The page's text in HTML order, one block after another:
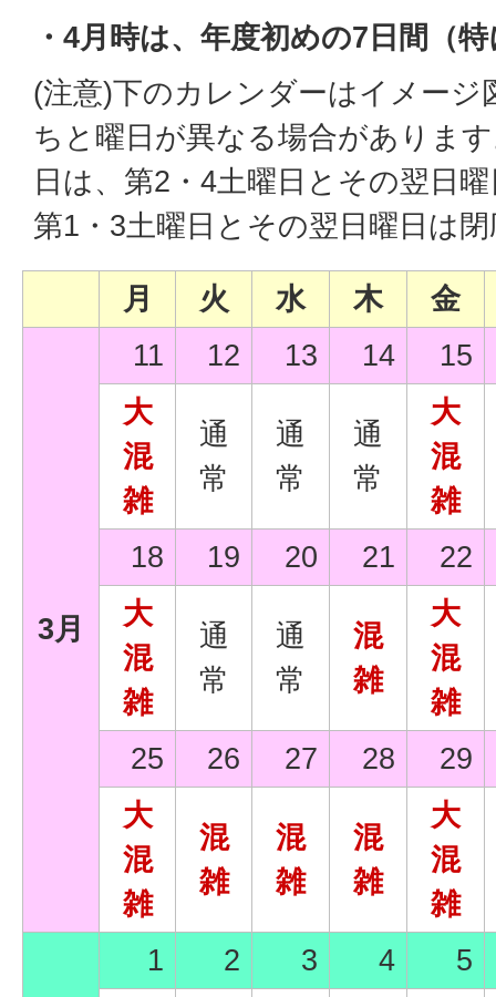
・4月時は、年度初めの7日間（
(注意)下のカレンダーはイメージ
ちと曜日が異なる場合がありま
日は、第2・4土曜日とその翌日
第1・3土曜日とその翌日曜日は
月 火 水 木 金
3月
11 12 13 14
15
大
混
雑
通
常
通
常
通
常
大
混
雑
18
19 20 21
22
大
混
雑
通
常
通
常
混
雑
大
混
雑
25
26 27 28
29
大
混
雑
混
雑
混
雑
混
雑
大
混
雑
1 2 3 4
5